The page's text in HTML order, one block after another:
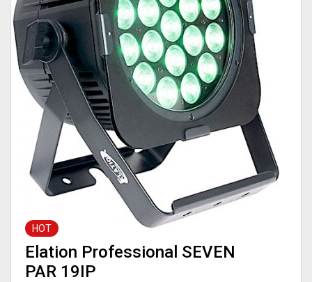
HOT
Elation Professional SEVEN
PAR 19IP